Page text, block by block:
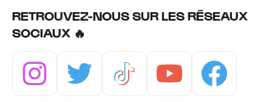
RETROUVEZ-NOUS SUR LES RÉSEAUX
SOCIAUX 🔥